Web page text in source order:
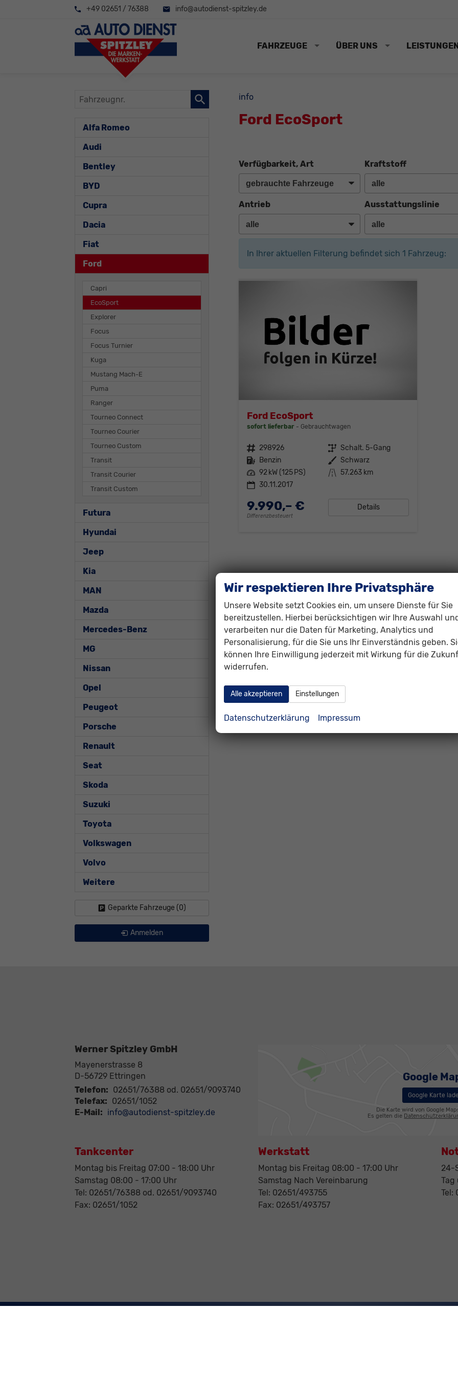
+49 02651 / 76388 info@autodienst-spitzley.de
FAHRZEUGE ÜBER UNS LEISTUNGEN
info
Ford EcoSport
Verfügbarkeit, Art Kraftstoff
Antrieb Ausstattungslinie
In Ihrer aktuellen Filterung befindet sich 1 Fahrzeug:
Ford EcoSport
sofort lieferbar Gebrauchtwagen
Fahrzeugnr. 298926 Getriebe Schalt. 5-Gang
Kraftstoff Benzin Außenfarbe Schwarz
Leistung 92 kW (125 PS) Kilometerstand 57.263 km
30.11.2017
9.990,– €
Differenzbesteuert
Details
Fahrzeugnr.
Alfa Romeo
Audi
Bentley
BYD
Cupra
Dacia
Fiat
Ford
Capri
EcoSport
Explorer
Focus
Focus Turnier
Kuga
Mustang Mach-E
Puma
Ranger
Tourneo Connect
Tourneo Courier
Tourneo Custom
Transit
Transit Courier
Transit Custom
Futura
Hyundai
Jeep
Kia
MAN
Mazda
Mercedes-Benz
MG
Nissan
Opel
Peugeot
Porsche
Renault
Seat
Skoda
Suzuki
Toyota
Volkswagen
Volvo
Weitere
Geparkte Fahrzeuge (0)
Anmelden
Werner Spitzley GmbH
Mayenerstrasse 8
D-56729 Ettringen
Telefon: 02651/76388 od. 02651/9093740
Telefax: 02651/1052
E-Mail: info@autodienst-spitzley.de
Google
Google Karte
Die Karte wird von Google
Es gelten die
Tankcenter
Montag bis Freitag 07:00 - 18:00 Uhr
Samstag 08:00 - 17:00 Uhr
Tel: 02651/76388 od. 02651/9093740
Fax: 02651/1052
Werkstatt
Montag bis Freitag 08:00 - 17:00 Uhr
Samstag Nach Vereinbarung
Tel: 02651/493755
Fax: 02651/493757
24-
Tag
Tel:
Wir respektieren Ihre Privatsphäre
Unsere Website setzt Cookies ein, um unsere Dienste für Sie
bereitzustellen. Hierbei berücksichtigen wir Ihre Auswahl
verarbeiten nur die Daten für Marketing, Analytics und
Personalisierung, für die Sie uns Ihr Einverständnis geben.
können Ihre Einwilligung jederzeit mit Wirkung für die
widerrufen.
Alle akzeptieren Einstellungen
Datenschutzerklärung Impressum